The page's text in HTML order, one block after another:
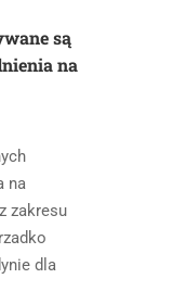
są
na
na
zakresu
dla